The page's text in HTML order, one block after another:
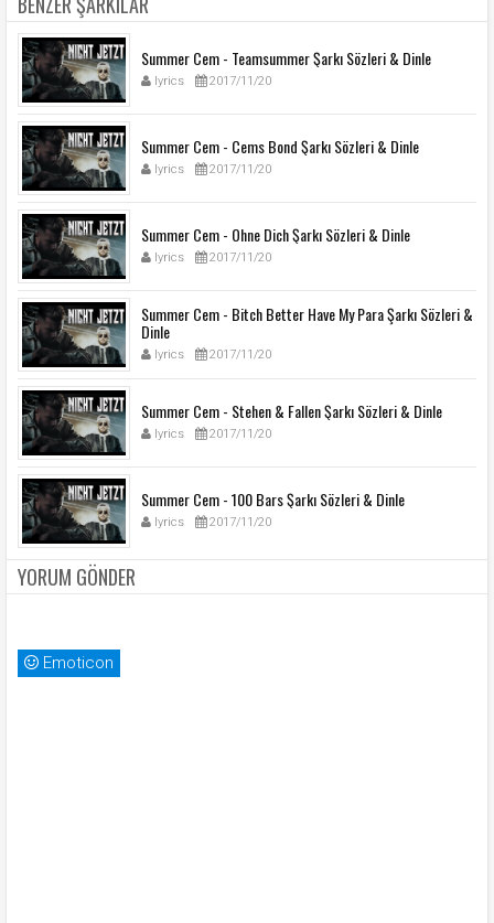
Summer Cem - Teamsummer Şarkı Sözleri & Dinle
lyrics 2017/11/20
Summer Cem - Cems Bond Şarkı Sözleri & Dinle
lyrics 2017/11/20
Summer Cem - Ohne Dich Şarkı Sözleri & Dinle
lyrics 2017/11/20
Summer Cem - Bitch Better Have My Para Şarkı Sözleri &
Dinle
lyrics 2017/11/20
Summer Cem - Stehen & Fallen Şarkı Sözleri & Dinle
lyrics 2017/11/20
Summer Cem - 100 Bars Şarkı Sözleri & Dinle
lyrics 2017/11/20
YORUM GÖNDER
Emoticon